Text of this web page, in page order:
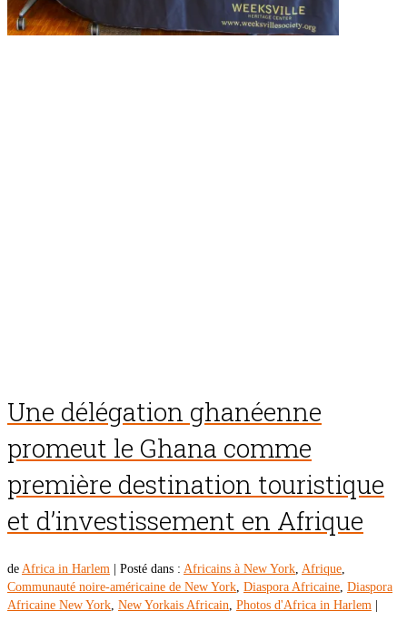
Une délégation ghanéenne
promeut le Ghana comme
première destination touristique
et d’investissement en Afrique
de Africa in Harlem Posté dans : Africains à New York Afrique
Communauté noire-américaine de New York Diaspora Africaine Diaspora
Africaine New York New Yorkais Africain Photos d'Africa in Harlem